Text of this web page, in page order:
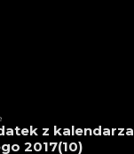
z kalendarza
2017(10)